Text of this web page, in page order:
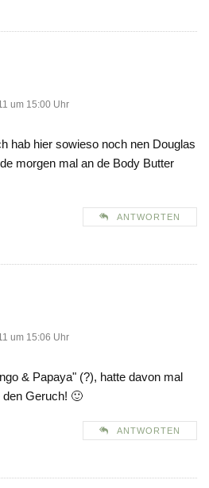
um 15:00 Uhr
hab hier sowieso noch nen Douglas
morgen mal an de Body Butter
ANTWORTEN
um 15:06 Uhr
& Papaya" (?), hatte davon mal
den Geruch! 🙂
ANTWORTEN